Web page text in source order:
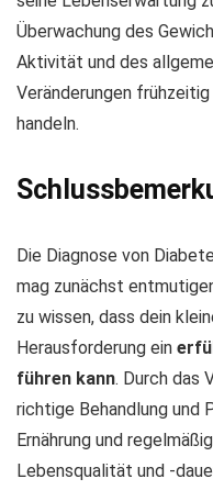
Überwachung des
Aktivität und des
Veränderungen
handeln.
Die Diagnose von
mag zunächst
zu wissen, dass dein
Herausforderung ein
führen kann. Durch das
richtige Behandlung und
Ernährung und
Lebensqualität und -